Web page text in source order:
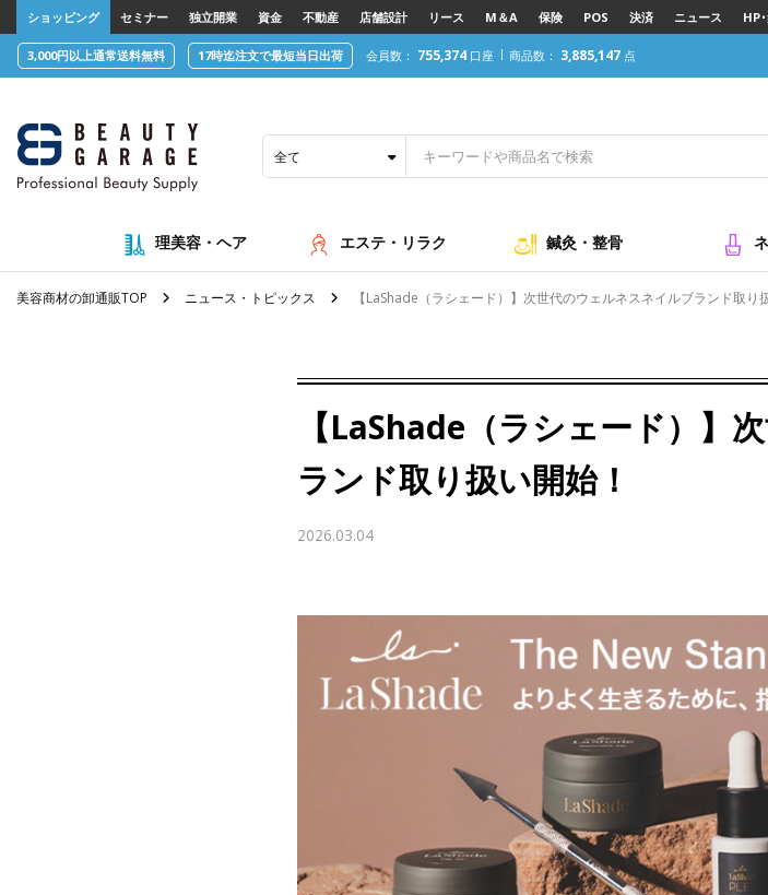
text.skipToContent
text.skipToNavigation
ショッピング セミナー 独立開業 資金 不動産 店舗設計 リース M＆A 保険 POS 決済 ニュース HP
3,000円以上通常送料無料 17時迄注文で最短当日出荷 会員数： 755,374 口座 商品数： 3,885,147 点
全て
理美容・ヘア エステ・リラク 鍼灸・整骨
美容商材の卸通販TOP ニュース・トピックス 【LaShade（ラシェード）】次世代のウェルネスネイルブランド取り
【LaShade（ラシェード）】
ランド取り扱い開始！
2026.03.04